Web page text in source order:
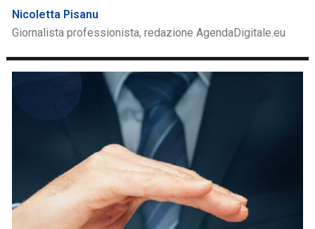
Nicoletta Pisanu
Giornalista professionista, redazione AgendaDigitale.eu